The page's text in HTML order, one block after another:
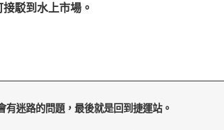
駁到水上市場。
迷路的問題，最後就是回到捷運站。